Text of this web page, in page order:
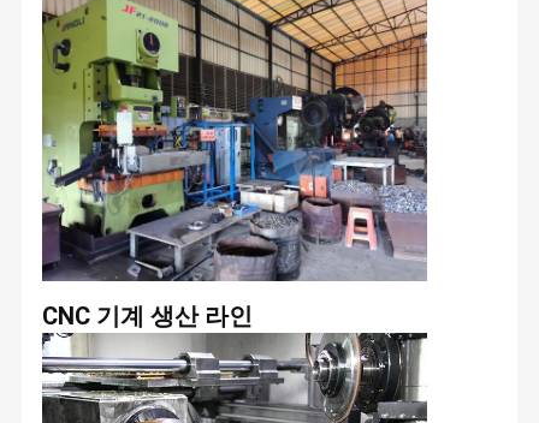
CNC 기계 생산 라인